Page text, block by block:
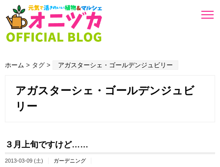
ホーム > タグ > アガスターシェ・ゴールデンジュビリー
アガスターシェ・ゴールデンジュビ
リー
３月上旬ですけど……
2013-03-09 (土)
ガーデニング